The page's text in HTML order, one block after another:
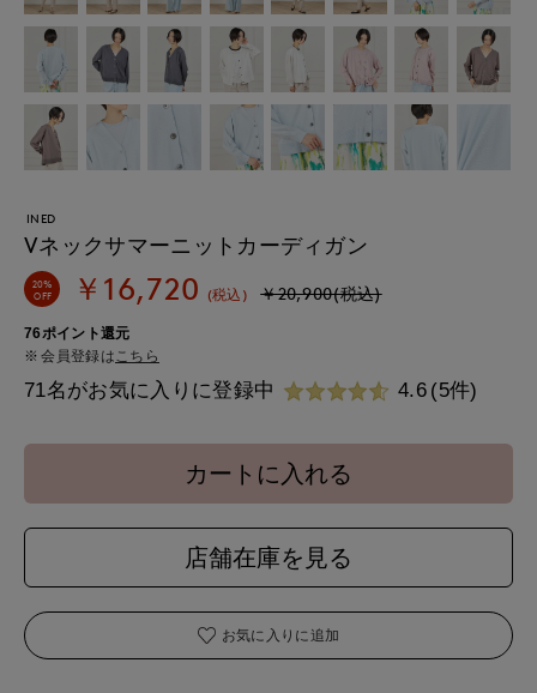
INED
Vネックサマーニットカーディガン
20%
OFF
￥16,720 (税込) ￥20,900(税込)
76ポイント還元
会員登録は こちら
71名がお気に入りに登録中 4.6 (5件)
カートに入れる
店舗在庫を見る
お気に入りに追加